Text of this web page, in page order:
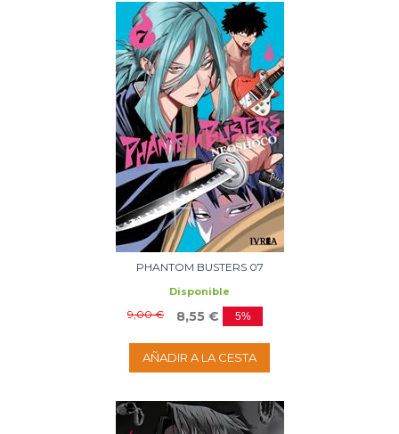
PHANTOM BUSTERS 07
Disponible
9,00 € 8,55 € 5%
AÑADIR A LA CESTA